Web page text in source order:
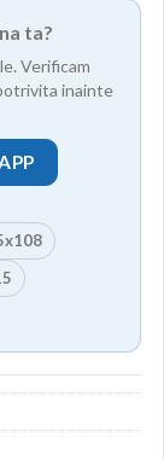
ta?
Verificam
inainte